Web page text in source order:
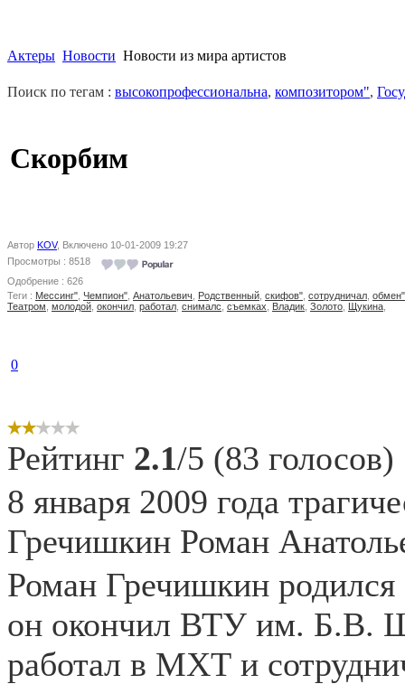
Актеры Новости Новости из мира артистов
Поиск по тегам : высокопрофессиональна, композитором",
Скорбим
Автор KOV, Включено 10-01-2009 19:27
Просмотры : 8518
Одобрение : 626
Теги : Мессинг" Чемпион" Анатольевич Родственный скифов" сотрудничал обмен"
Театром молодой окончил работал снималс съемках Владик Золото Щукина
0
Рейтинг 2.1/5 (83 голосов)
8 января 2009 года
Гречишкин Роман
Роман Гречишкин родился
он окончил ВТУ им. Б.В.
работал в МХТ и